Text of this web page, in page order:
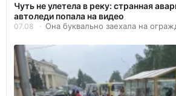
Чуть не улетела в реку: странная
автоледи попала на видео
07.08 Она буквально заехала на